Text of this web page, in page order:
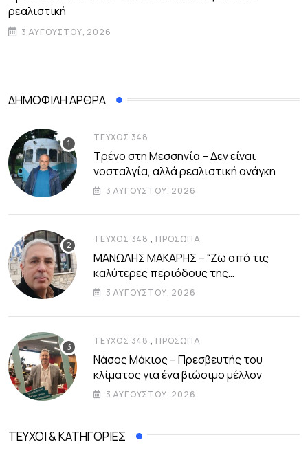
ρεαλιστική
3 ΑΥΓΟΎΣΤΟΥ, 2026
ΔΗΜΟΦΙΛΉ ΆΡΘΡΑ
ΤΕΎΧΟΣ 348
Τρένο στη Μεσσηνία – Δεν είναι
νοσταλγία, αλλά ρεαλιστική ανάγκη
3 ΑΥΓΟΎΣΤΟΥ, 2026
ΤΕΎΧΟΣ 348 , ΠΡΌΣΩΠΑ
ΜΑΝΩΛΗΣ ΜΑΚΑΡΗΣ – “Ζω από τις
καλύτερες περιόδους της
αυτοδιοικητικής μου ζωής”
3 ΑΥΓΟΎΣΤΟΥ, 2026
ΤΕΎΧΟΣ 348 , ΠΡΌΣΩΠΑ
Νάσος Μάκιος – Πρεσβευτής του
κλίματος για ένα βιώσιμο μέλλον
3 ΑΥΓΟΎΣΤΟΥ, 2026
ΤΕΎΧΟΙ & ΚΑΤΗΓΟΡΊΕΣ